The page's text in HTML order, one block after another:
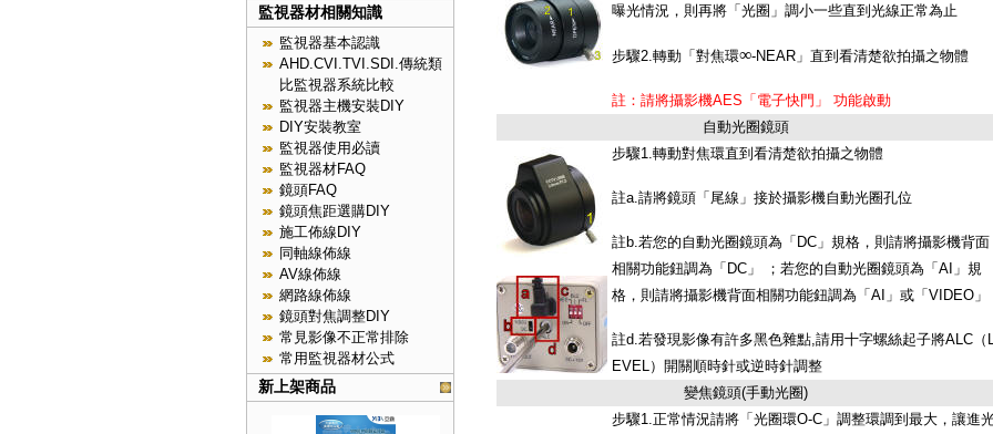
監視器材相關知識
監視器基本認識
AHD.CVI.TVI.SDI.傳統類
比監視器系統比較
監視器主機安裝DIY
DIY安裝教室
監視器使用必讀
監視器材FAQ
鏡頭FAQ
鏡頭焦距選購DIY
施工佈線DIY
同軸線佈線
AV線佈線
網路線佈線
鏡頭對焦調整DIY
常見影像不正常排除
常用監視器材公式
新上架商品
曝光情況，則再將「光圈」調小一些直到光線正常為止
步驟2.轉動「對焦環∞-NEAR」直到看清楚欲拍攝之物體
註：請將攝影機AES「電子快門」 功能啟動
自動光圈鏡頭
步驟1.轉動對焦環直到看清楚欲拍攝之物體
註a.請將鏡頭「尾線」接於攝影機自動光圈孔位
註b.若您的自動光圈鏡頭為「DC」規格，則請將攝影機背面
相關功能鈕調為「DC」 ；若您的自動光圈鏡頭為「AI」規
格，則請將攝影機背面相關功能鈕調為「AI」或「VIDEO」
註d.若發現影像有許多黑色雜點,請用十字螺絲起子將ALC（
EVEL）開關順時針或逆時針調整
變焦鏡頭(手動光圈)
步驟1.正常情況請將「光圈環O-C」調整環調到最大，讓進